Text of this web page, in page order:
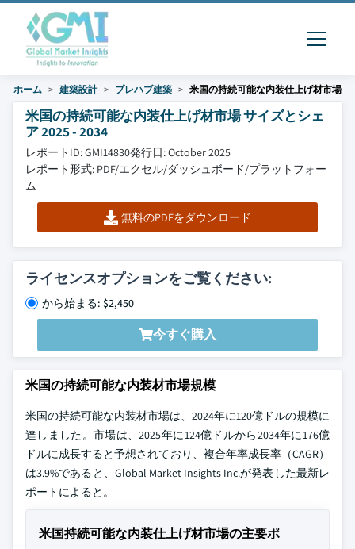
ホーム 建築設計 プレハブ建築 米国の持続可能な内装仕上げ材市場
米国の持続可能な内装仕上げ材市場 サイズとシェ
ア 2025 - 2034
レポートID: GMI14830発行日: October 2025
レポート形式: PDF/エクセル/ダッシュボード/プラットフォー
ム
無料のPDFをダウンロード
ライセンスオプションをご覧ください:
から始まる: $2,450
今すぐ購入
米国の持続可能な内装材市場規模
米国の持続可能な内装材市場は、2024年に120億ドルの規模に
達しました。市場は、2025年に124億ドルから2034年に176億
ドルに成長すると予想されており、複合年率成長率（CAGR）
は3.9%であると、Global Market Insights Inc.が発表した最新レ
ポートによると。
米国持続可能な内装仕上げ材市場の主要ポ